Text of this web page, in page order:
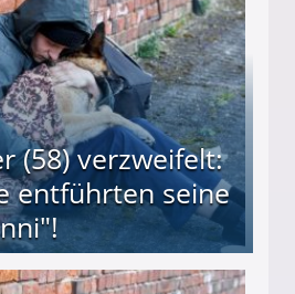
(58) verzweifelt:
entführten seine